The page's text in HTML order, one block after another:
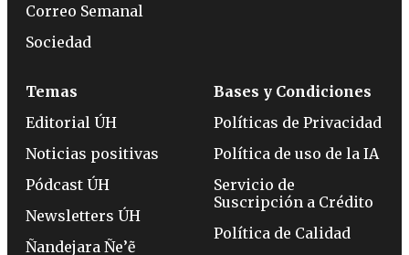
Correo Semanal
Sociedad
Temas
Editorial ÚH
Noticias positivas
Pódcast ÚH
Newsletters ÚH
Ñandejara Ñe’ẽ
Bases y Condiciones
Políticas de Privacidad
Política de uso de la IA
Servicio de
Suscripción a Crédito
Política de Calidad